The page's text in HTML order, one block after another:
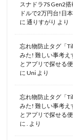
スナドラ7S Gen2
ドルで2万円台!日
に 通りすがり より
忘れ物防止タグ「
みた! 難しい事考え
とアプリで探せる
に Uni より
忘れ物防止タグ「
みた! 難しい事考え
とアプリで探せる
に . より